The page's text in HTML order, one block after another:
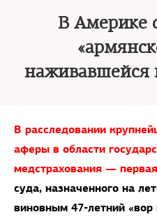
В Америке
наживавшейся
В расследовании
аферы в области
медстрахования —
суда, назначенного на
виновным 47-летний